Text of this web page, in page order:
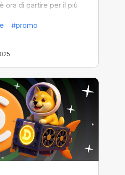
ora di partire per il più
#promo